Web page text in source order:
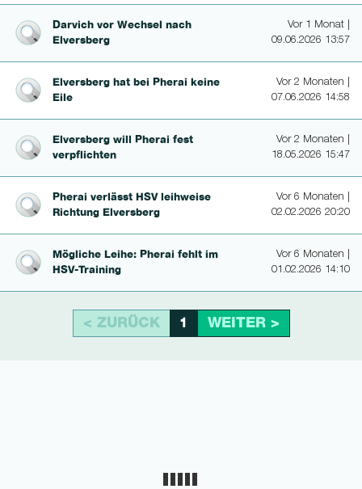
Darvich vor Wechsel nach
Elversberg
Vor 1 Monat |
09.06.2026 13:57
Elversberg hat bei Pherai keine
Eile
Vor 2 Monaten |
07.06.2026 14:58
Elversberg will Pherai fest
verpflichten
Vor 2 Monaten |
18.05.2026 15:47
Pherai verlässt HSV leihweise
Richtung Elversberg
Vor 6 Monaten |
02.02.2026 20:20
Mögliche Leihe: Pherai fehlt im
HSV-Training
Vor 6 Monaten |
01.02.2026 14:10
< ZURÜCK 1 WEITER >